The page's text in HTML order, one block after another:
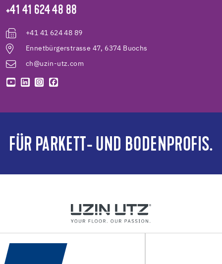
+41 41 624 48 88
+41 41 624 48 89
Ennetbürgerstrasse 47, 6374 Buochs
ch@uzin-utz.com
FÜR PARKETT- UND BODENPROFIS.